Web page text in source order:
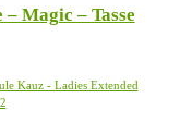
Magic – Tasse